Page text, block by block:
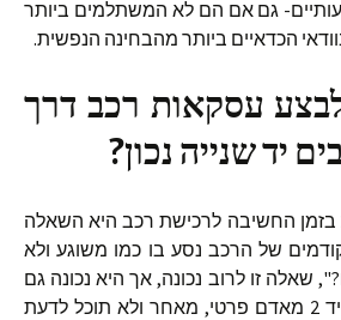
גם אם הם לא המשתלמים ביותר
הכדאיים ביותר מהבחינה הנפשית.
עסקאות רכב דרך
יד שנייה נכון?
החשיבה לרכישת רכב היא השאלה
של הרכב נסע בו כמו משוגע ולא
שאלה זו לרוב נכונה, אך היא נכונה גם
למצב בו תרכוש רכב יד 2 מאדם פרטי, מאחר ולא תוכל לדעת